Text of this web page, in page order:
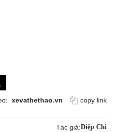
xevathethao.vn copy link
Tác giả:Diệp Chi